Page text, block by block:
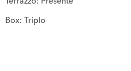
Box: Triplo